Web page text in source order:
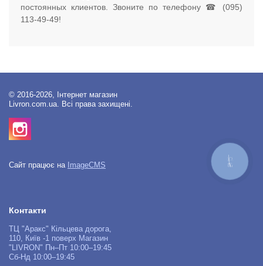
постоянных клиентов. Звоните по телефону ☎ (095)
113-49-49!
© 2016-2026, Інтернет магазин
Livron.com.ua. Всі права захищені.
Сайт працює на ImageCMS
Контакти
ТЦ "Аракс" Кільцева дорога,
110, Київ -1 поверх Магазин
"LIVRON" Пн–Пт 10:00–19:45
Сб-Нд 10:00–19:45
КНОПКА
ЗВ'ЯЗКУ